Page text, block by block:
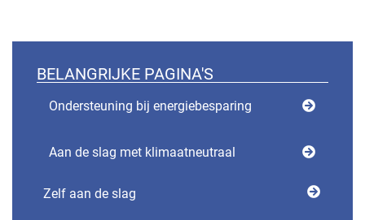
BELANGRIJKE PAGINA'S
Ondersteuning bij energiebesparing
Aan de slag met klimaatneutraal
Zelf aan de slag